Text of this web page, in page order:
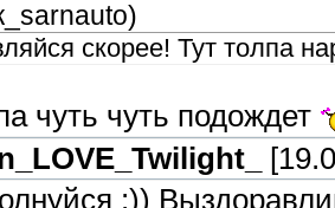
)
скорее! Тут толпа
чуть чуть подождет
:))